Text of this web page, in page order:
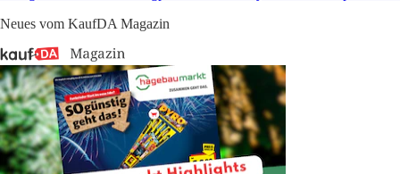
Neues vom KaufDA Magazin